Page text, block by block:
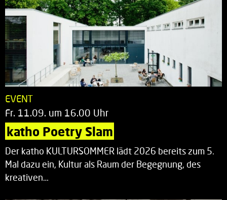
EVENT
Fr. 11.09. um 16.00 Uhr
katho Poetry Slam
Der katho KULTURSOMMER lädt 2026 bereits zum 5.
Mal dazu ein, Kultur als Raum der Begegnung, des
kreativen…